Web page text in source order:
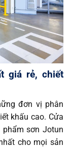
giá rẻ, chiết
đơn vị phân
khấu cao. Cửa
phẩm sơn Jotun
cho mọi sản